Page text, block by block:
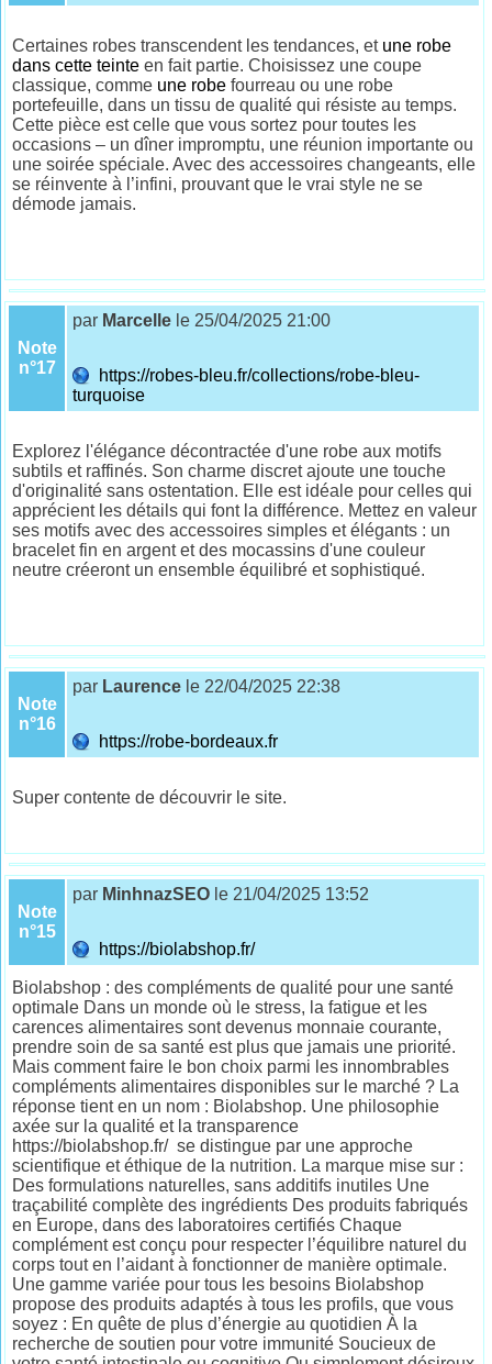
Certaines robes transcendent les tendances, et une robe
dans cette teinte en fait partie. Choisissez une coupe
classique, comme une robe fourreau ou une robe
portefeuille, dans un tissu de qualité qui résiste au temps.
Cette pièce est celle que vous sortez pour toutes les
occasions – un dîner impromptu, une réunion importante ou
une soirée spéciale. Avec des accessoires changeants, elle
se réinvente à l’infini, prouvant que le vrai style ne se
démode jamais.
Note
n°17
par Marcelle le 25/04/2025 21:00
https://robes-bleu.fr/collections/robe-bleu-
turquoise
Explorez l'élégance décontractée d'une robe aux motifs
subtils et raffinés. Son charme discret ajoute une touche
d'originalité sans ostentation. Elle est idéale pour celles qui
apprécient les détails qui font la différence. Mettez en valeur
ses motifs avec des accessoires simples et élégants : un
bracelet fin en argent et des mocassins d'une couleur
neutre créeront un ensemble équilibré et sophistiqué.
Note
n°16
par Laurence le 22/04/2025 22:38
https://robe-bordeaux.fr
Super contente de découvrir le site.
Note
n°15
par MinhnazSEO le 21/04/2025 13:52
https://biolabshop.fr/
Biolabshop : des compléments de qualité pour une santé
optimale Dans un monde où le stress, la fatigue et les
carences alimentaires sont devenus monnaie courante,
prendre soin de sa santé est plus que jamais une priorité.
Mais comment faire le bon choix parmi les innombrables
compléments alimentaires disponibles sur le marché ? La
réponse tient en un nom : Biolabshop. Une philosophie
axée sur la qualité et la transparence
https://biolabshop.fr/ se distingue par une approche
scientifique et éthique de la nutrition. La marque mise sur :
Des formulations naturelles, sans additifs inutiles Une
traçabilité complète des ingrédients Des produits fabriqués
en Europe, dans des laboratoires certifiés Chaque
complément est conçu pour respecter l’équilibre naturel du
corps tout en l’aidant à fonctionner de manière optimale.
Une gamme variée pour tous les besoins Biolabshop
propose des produits adaptés à tous les profils, que vous
soyez : En quête de plus d’énergie au quotidien À la
recherche de soutien pour votre immunité Soucieux de